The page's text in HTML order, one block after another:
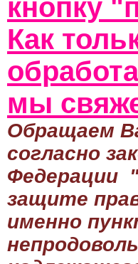
кнопку
Как
мы
Обращаем
согласно
Федерации
защите
именно